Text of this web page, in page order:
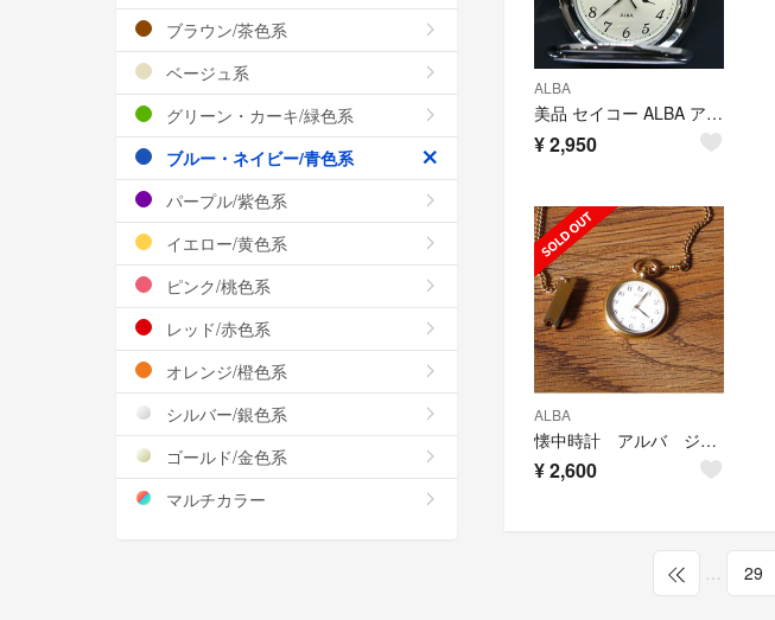
ALBA
美品 セイコー ALBA アルバ サクセス 懐中時計 V721-0A20 可動品
¥2,950
ALBA
懐中時計 アルバ ジャンク品
¥2,600
29
ブラウン/茶色系
ベージュ系
グリーン・カーキ/緑色系
ブルー・ネイビー/青色系
パープル/紫色系
イエロー/黄色系
ピンク/桃色系
レッド/赤色系
オレンジ/橙色系
シルバー/銀色系
ゴールド/金色系
マルチカラー